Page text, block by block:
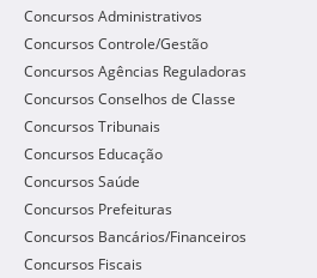
Concursos Administrativos
Concursos Controle/Gestão
Concursos Agências Reguladoras
Concursos Conselhos de Classe
Concursos Tribunais
Concursos Educação
Concursos Saúde
Concursos Prefeituras
Concursos Bancários/Financeiros
Concursos Fiscais